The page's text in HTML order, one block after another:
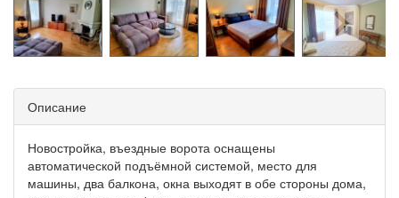
Описание
Новостройка, въездные ворота оснащены
автоматической подъёмной системой, место для
машины, два балкона, окна выходят в обе стороны дома,